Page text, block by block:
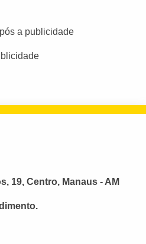
a publicidade
19, Centro, Manaus - AM